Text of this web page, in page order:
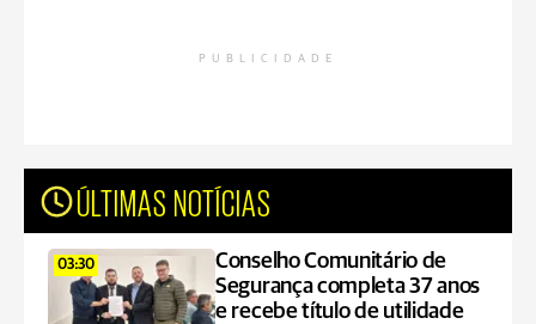
PUBLICIDADE
ÚLTIMAS NOTÍCIAS
03:30
Conselho Comunitário de
Segurança completa 37 anos
e recebe título de utilidade